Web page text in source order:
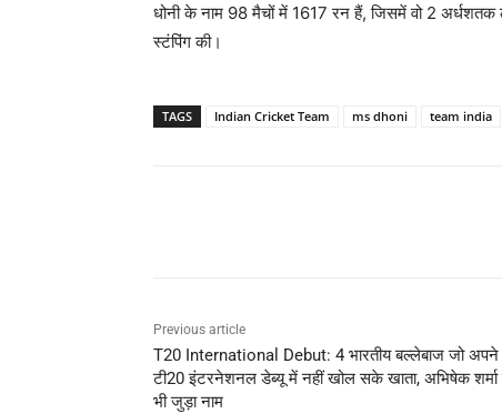
धोनी के नाम 98 मैचों में 1617 रन हैं, जिसमें वो 2
स्टंपिंग की।
TAGS Indian Cricket Team ms dhoni team india
Previous article
T20 International Debut: 4 भारतीय बल्लेबाज जो अपने
टी20 इंटरनेशनल डेब्यू में नहीं खोल सके खाता, अभिषेक शर्मा
भी जुड़ा नाम